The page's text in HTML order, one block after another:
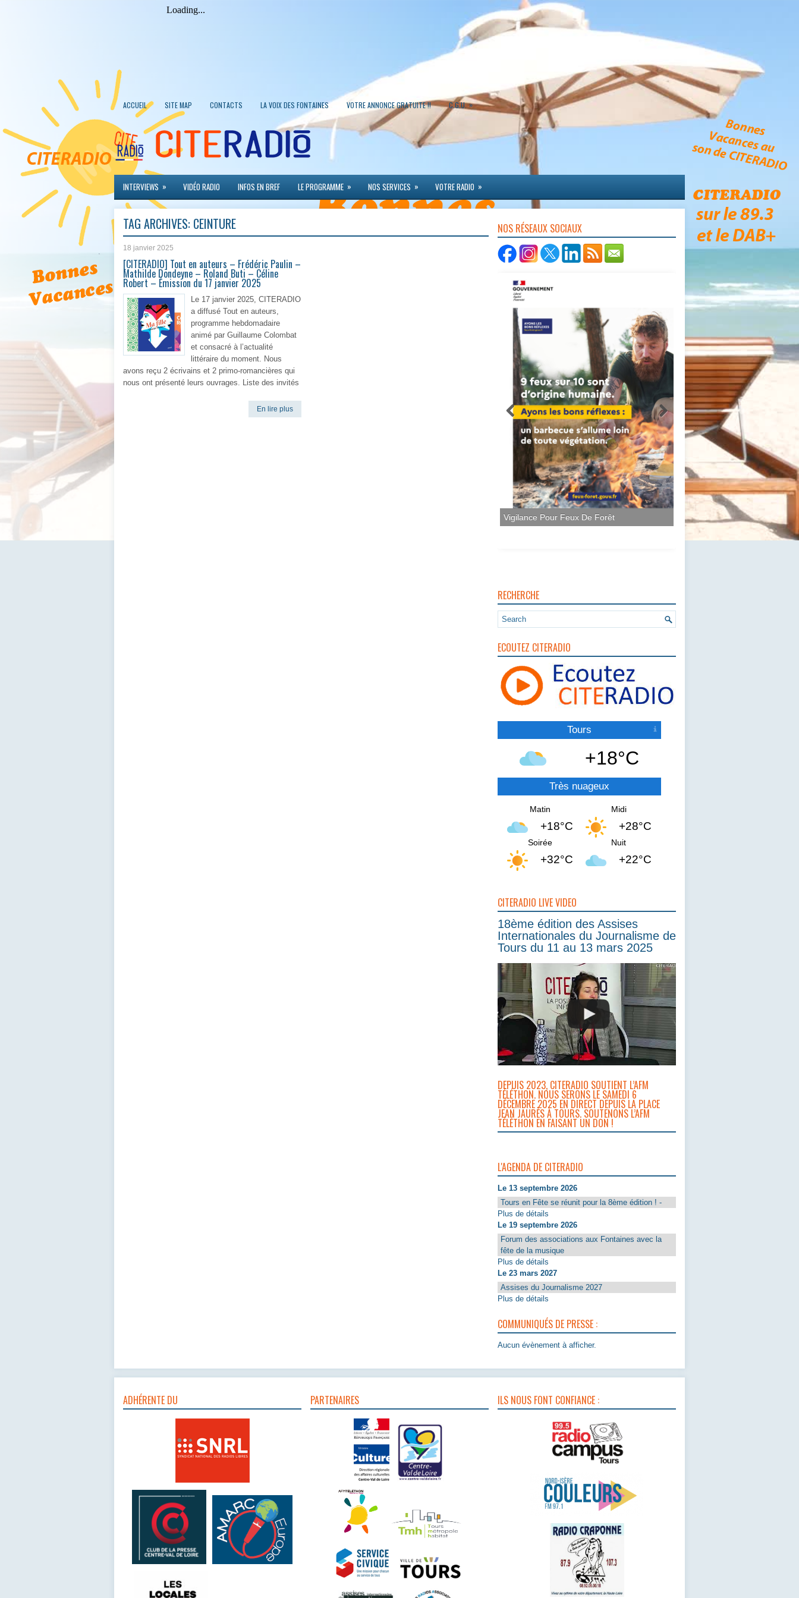
ACCUEIL SITE MAP CONTACTS LA VOIX DES FONTAINES VOTRE ANNONCE GRATUITE !! C.G.U. »
INTERVIEWS » VIDÉO RADIO INFOS EN BREF LE PROGRAMME » NOS SERVICES » VOTRE RADIO »
TAG ARCHIVES: CEINTURE
18 janvier 2025
[CITERADIO] Tout en auteurs – Frédéric Paulin –
Mathilde Dondeyne – Roland Buti – Céline
Robert – Émission du 17 janvier 2025
Le 17 janvier 2025, CITERADIO
a diffusé Tout en auteurs,
programme hebdomadaire
animé par Guillaume Colombat
et consacré à l’actualité
littéraire du moment. Nous
avons reçu 2 écrivains et 2 primo-romancières qui
nous ont présenté leurs ouvrages. Liste des invités
En lire plus
NOS RÉSEAUX SOCIAUX
Vigilance Pour Feux De Forêt
RECHERCHE
ECOUTEZ CITERADIO
Tours
+18°C
Très nuageux
Matin
+18°C
Midi
+28°C
Soirée
+32°C
Nuit
+22°C
CITERADIO LIVE VIDEO
18ème édition des Assises
Internationales du Journalisme de
Tours du 11 au 13 mars 2025
DEPUIS 2023, CITERADIO SOUTIENT L’AFM
TÉLÉTHON. NOUS SERONS LE SAMEDI 6
DÉCEMBRE 2025 EN DIRECT DEPUIS LA PLACE
JEAN JAURÈS À TOURS. SOUTENONS L’AFM
TÉLÉTHON EN FAISANT UN DON !
L'AGENDA DE CITERADIO
Le 13 septembre 2026
Tours en Fête se réunit pour la 8ème édition ! -
Plus de détails
Le 19 septembre 2026
Forum des associations aux Fontaines avec la
fête de la musique
Plus de détails
Le 23 mars 2027
Assises du Journalisme 2027
Plus de détails
COMMUNIQUÉS DE PRESSE :
Aucun évènement à afficher.
ADHÉRENTE DU PARTENAIRES ILS NOUS FONT CONFIANCE :